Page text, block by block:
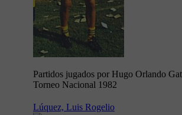
Partidos jugados por Hugo Orlando
Torneo Nacional 1982
Lúquez, Luis Rogelio